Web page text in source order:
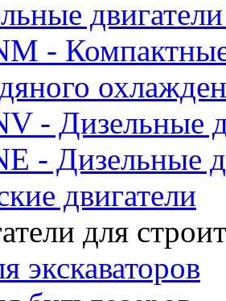
-
- Дизельные
- Дизельные
двигатели
для
экскаваторов